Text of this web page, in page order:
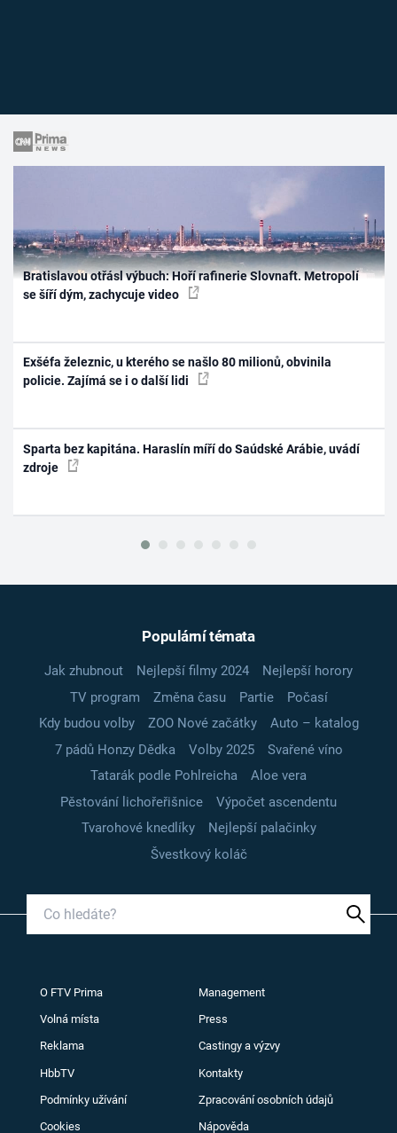
Bratislavou otřásl výbuch: Hoří rafinerie Slovnaft. Metropolí
se šíří dým, zachycuje video
Exšéfa železnic, u kterého se našlo 80 milionů, obvinila
policie. Zajímá se i o další lidi
Sparta bez kapitána. Haraslín míří do Saúdské Arábie, uvádí
zdroje
Populární témata
Jak zhubnout Nejlepší filmy 2024
Nejlepší horory
TV program
Změna času Partie
Počasí
Kdy budou volby
ZOO Nové začátky
Auto – katalog
7 pádů Honzy Dědka
Volby 2025
Svařené víno
Tatarák podle Pohlreicha
Aloe vera
Pěstování lichořeřišnice
Výpočet ascendentu
Tvarohové knedlíky
Nejlepší palačinky
Švestkový koláč
O FTV Prima Management
Volná místa Press
Reklama Castingy a výzvy
HbbTV Kontakty
Podmínky užívání Zpracování osobních údajů
Cookies Nápověda